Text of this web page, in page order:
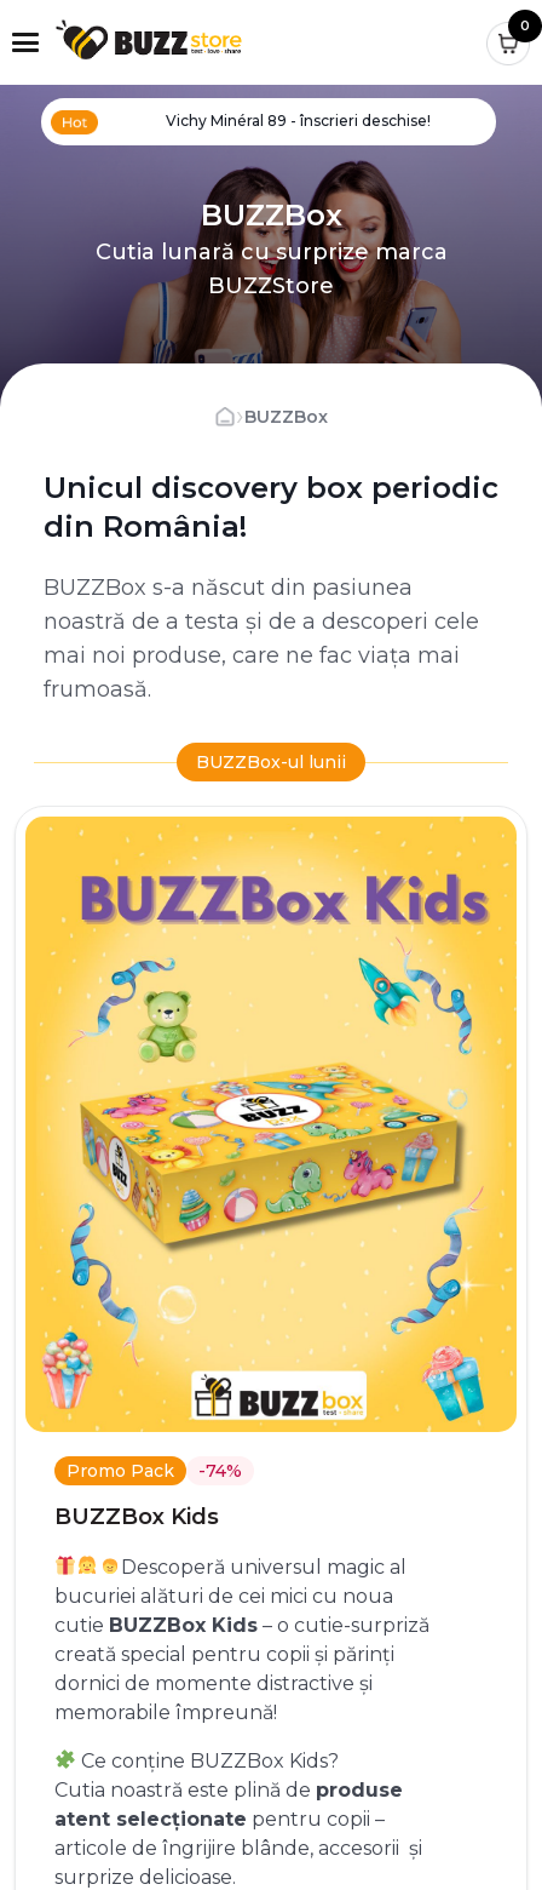
0
Vichy Minéral 89 - înscrieri deschise!
BUZZBox
Cutia lunară cu surprize marca
BUZZStore
›BUZZBox
Unicul discovery box periodic
din România!
BUZZBox s-a născut din pasiunea
noastră de a testa și de a descoperi cele
mai noi produse, care ne fac viața mai
frumoasă.
BUZZBox-ul lunii
Promo Pack -74%
BUZZBox Kids
Descoperă universul magic al
bucuriei alături de cei mici cu noua
cutie BUZZBox Kids – o cutie-surpriză
creată special pentru copii și părinți
dornici de momente distractive și
memorabile împreună!
Ce conține BUZZBox Kids?
Cutia noastră este plină de produse
atent selecționate pentru copii –
articole de îngrijire blânde, accesorii și
surprize delicioase.